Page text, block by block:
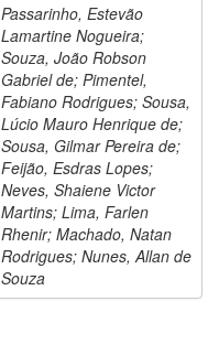
Passarinho, Estevão
Lamartine Nogueira;
Souza, João Robson
Gabriel de; Pimentel,
Fabiano Rodrigues; Sousa,
Lúcio Mauro Henrique de;
Sousa, Gilmar Pereira de;
Feijão, Esdras Lopes;
Neves, Shaiene Victor
Martins; Lima, Farlen
Rhenir; Machado, Natan
Rodrigues; Nunes, Allan de
Souza